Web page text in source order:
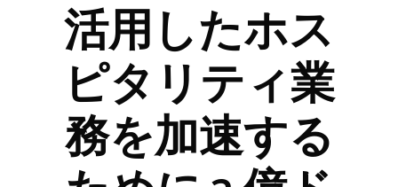
活用したホス
ピタリティ業
務を加速する